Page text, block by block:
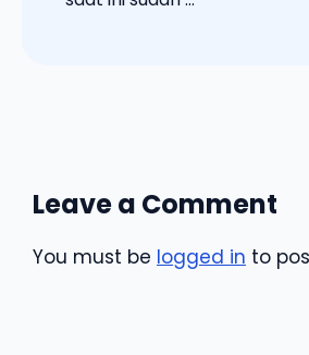
Leave a Comment
You must be logged in to